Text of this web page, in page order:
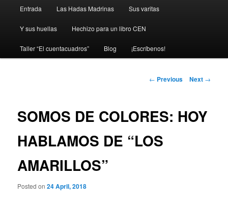
Skip
to
primary
Entrada Las Hadas Madrinas Sus varitas
Y sus huellas Hechizo para un libro CEN
Taller “El cuentacuadros” Blog ¡Escríbenos!
Post
← Previous Next →
SOMOS DE COLORES: HOY
HABLAMOS DE “LOS
AMARILLOS”
Posted on24 April, 2018